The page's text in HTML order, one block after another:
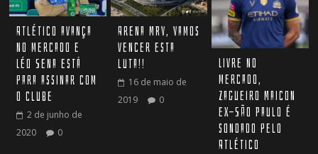
Atlético avança
no mercado e
Léo Sena está
para assinar com
o clube
2 de junho de
2020
0
Arena MRV, Vamos
vencer esta
luta!!
16 de maio de
2019
0
Livre no
mercado,
zagueiro Maicon
ex-São Paulo é
sondado pelo
Atlético